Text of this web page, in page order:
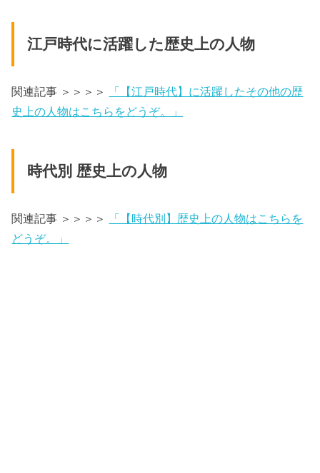
江戸時代に活躍した歴史上の人物
関連記事 ＞＞＞＞
「【江戸時代】に活躍したその他の歴
史上の人物はこちらをどうぞ。」
時代別 歴史上の人物
関連記事 ＞＞＞＞
「【時代別】歴史上の人物はこちらを
どうぞ。」